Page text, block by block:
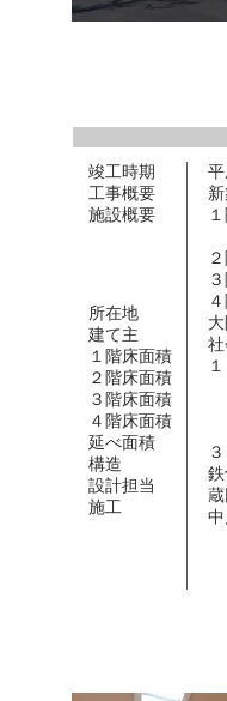
物
竣工時期
工事概要
施設概要
所在地
建て主
１階床面積
２階床面積
３階床面積
４階床面積
延べ面積
構造
設計担当
施工